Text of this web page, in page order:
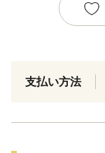
支払い方法